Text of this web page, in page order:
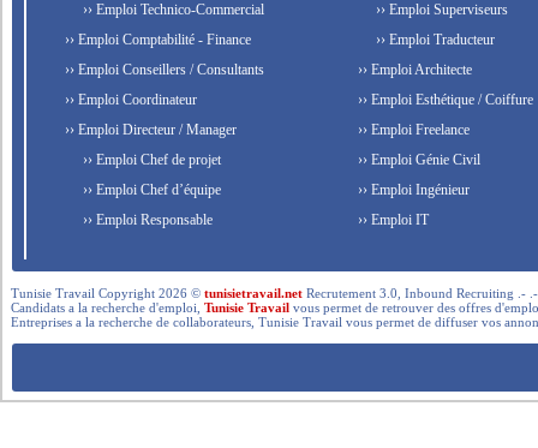
›› Emploi Technico-Commercial
›› Emploi Comptabilité - Finance
›› Emploi Conseillers / Consultants
›› Emploi Coordinateur
›› Emploi Directeur / Manager
›› Emploi Chef de projet
›› Emploi Chef d’équipe
›› Emploi Responsable
›› Emploi Superviseurs
›› Emploi Traducteur
›› Emploi Architecte
›› Emploi Esthétique / Coiffure
›› Emploi Freelance
›› Emploi Génie Civil
›› Emploi Ingénieur
›› Emploi IT
Tunisie Travail Copyright 2026 ©tunisietravail.net Recrutement 3.0, Inbound Recruiting .-
Candidats a la recherche d'emploi,Tunisie Travail vous permet de retrouver des offres
Entreprises a la recherche de collaborateurs, Tunisie Travail vous permet de diffuser vos